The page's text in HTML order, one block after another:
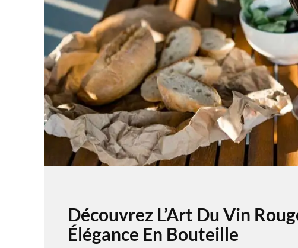
Découvrez L’Art Du Vin
Élégance En Bouteille